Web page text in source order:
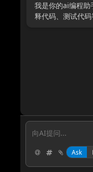
我是你的ai编程
释代码、测试代
Ask